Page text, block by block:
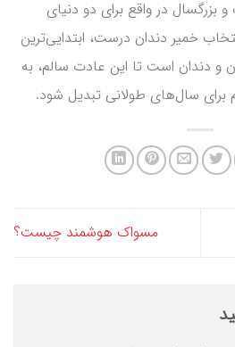
در واقع برای دو دنیای
خمیر دندان درست، ابتدایی‌ترین
و دندان است تا این عادت سالم، به
برای سال‌های طولانی تبدیل شود.
مسواک هوشمند چیست؟